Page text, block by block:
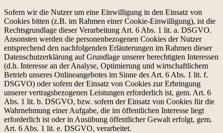
Sofern wir die Nutzer um eine Einwilligung in den Einsatz von
Cookies bitten (z.B. im Rahmen einer Cookie-Einwilligung), ist die
Rechtsgrundlage dieser Verarbeitung Art. 6 Abs. 1 lit. a. DSGVO.
Ansonsten werden die personenbezogenen Cookies der Nutzer
entsprechend den nachfolgenden Erläuterungen im Rahmen dieser
Datenschutzerklärung auf Grundlage unserer berechtigten Interessen
(d.h. Interesse an der Analyse, Optimierung und wirtschaftlichem
Betrieb unseres Onlineangebotes im Sinne des Art. 6 Abs. 1 lit. f.
DSGVO) oder sofern der Einsatz von Cookies zur Erbringung
unserer vertragsbezogenen Leistungen erforderlich ist, gem. Art. 6
Abs. 1 lit. b. DSGVO, bzw. sofern der Einsatz von Cookies für die
Wahrnehmung einer Aufgabe, die im öffentlichen Interesse liegt
erforderlich ist oder in Ausübung öffentlicher Gewalt erfolgt, gem.
Art. 6 Abs. 1 lit. e. DSGVO, verarbeitet.